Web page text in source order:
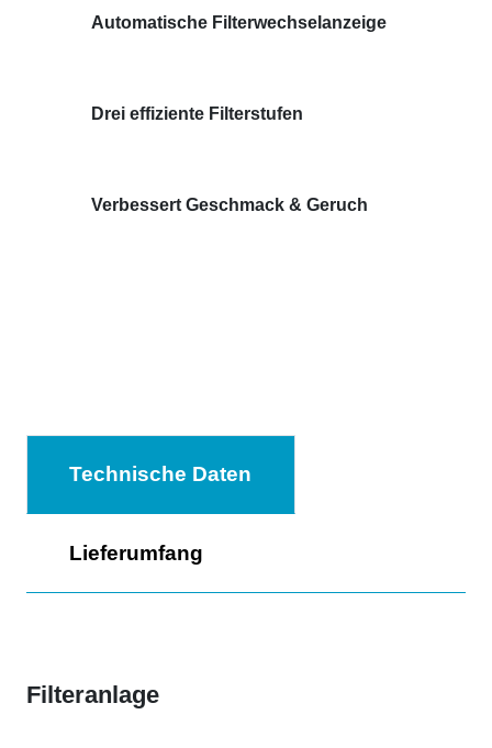
Automatische Filterwechselanzeige
Drei effiziente Filterstufen
Verbessert Geschmack & Geruch
Technische Daten
Lieferumfang
Filteranlage